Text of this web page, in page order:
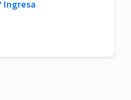
Ingresa